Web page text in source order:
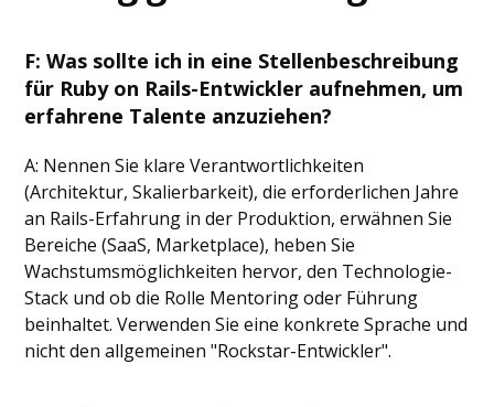
F: Was sollte ich in eine Stellenbeschreibung
für Ruby on Rails-Entwickler aufnehmen, um
erfahrene Talente anzuziehen?
A: Nennen Sie klare Verantwortlichkeiten
(Architektur, Skalierbarkeit), die erforderlichen Jahre
an Rails-Erfahrung in der Produktion, erwähnen Sie
Bereiche (SaaS, Marketplace), heben Sie
Wachstumsmöglichkeiten hervor, den Technologie-
Stack und ob die Rolle Mentoring oder Führung
beinhaltet. Verwenden Sie eine konkrete Sprache und
nicht den allgemeinen "Rockstar-Entwickler".